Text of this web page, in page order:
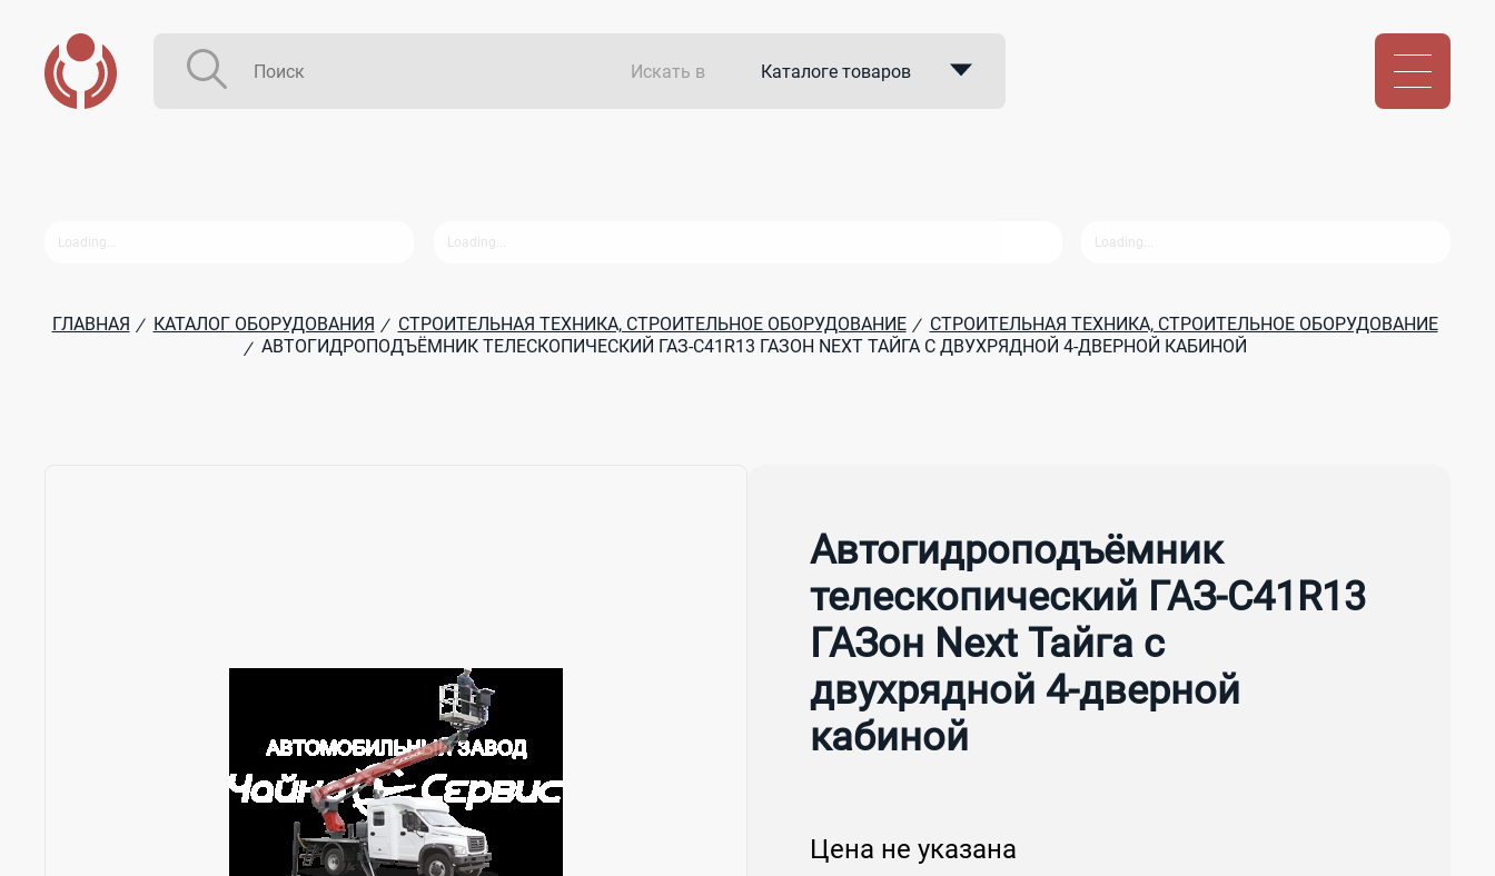
Искать в Каталоге товаров
ГЛАВНАЯ / КАТАЛОГ ОБОРУДОВАНИЯ / СТРОИТЕЛЬНАЯ ТЕХНИКА, СТРОИТЕЛЬНОЕ ОБОРУДОВАНИЕ / СТРОИТЕЛЬНАЯ ТЕХНИКА, СТРОИТЕЛЬНОЕ ОБОРУДОВАНИЕ
/ АВТОГИДРОПОДЪЁМНИК ТЕЛЕСКОПИЧЕСКИЙ ГАЗ-C41R13 ГАЗОН NEXT ТАЙГА С ДВУХРЯДНОЙ 4-ДВЕРНОЙ КАБИНОЙ
Автогидроподъёмник
телескопический ГАЗ-C41R13
ГАЗон Next Тайга с
двухрядной 4-дверной
кабиной
Цена не указана